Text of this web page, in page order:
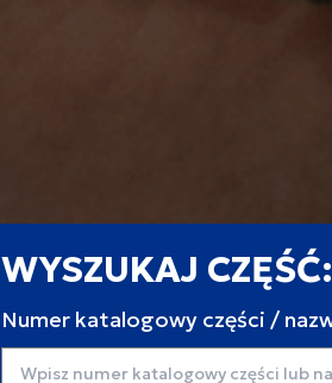
WYSZUKAJ CZĘŚĆ:
Numer katalogowy części /